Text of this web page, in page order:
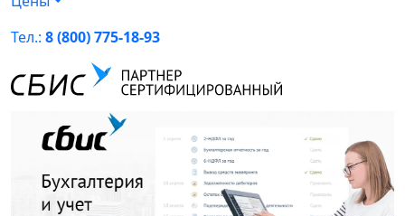
Тел.: 8 (800) 775-18-93